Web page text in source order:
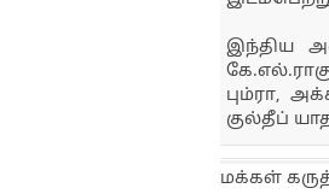
இந்திய
பும்ரா,
குல்தீப்
மக்கள்